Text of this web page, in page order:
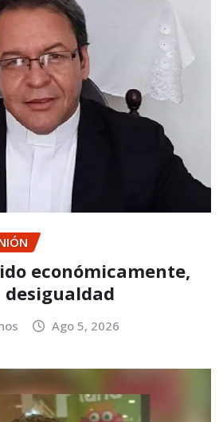
económicamente,
Ago 5, 2026